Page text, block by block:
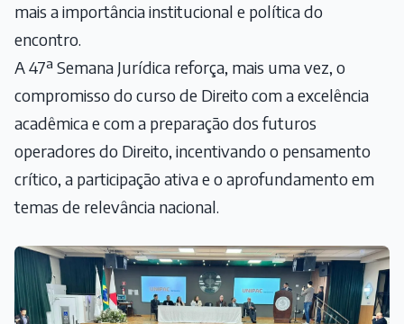
mais a importância institucional e política do
encontro.
A 47ª Semana Jurídica reforça, mais uma vez, o
compromisso do curso de Direito com a excelência
acadêmica e com a preparação dos futuros
operadores do Direito, incentivando o pensamento
crítico, a participação ativa e o aprofundamento em
temas de relevância nacional.